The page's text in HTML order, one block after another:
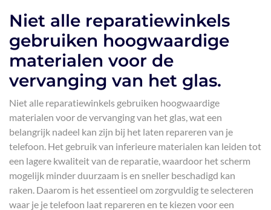
Niet alle reparatiewinkels
gebruiken hoogwaardige
materialen voor de
vervanging van het glas.
Niet alle reparatiewinkels gebruiken hoogwaardige
materialen voor de vervanging van het glas, wat een
belangrijk nadeel kan zijn bij het laten repareren van je
telefoon. Het gebruik van inferieure materialen kan leiden tot
een lagere kwaliteit van de reparatie, waardoor het scherm
mogelijk minder duurzaam is en sneller beschadigd kan
raken. Daarom is het essentieel om zorgvuldig te selecteren
waar je je telefoon laat repareren en te kiezen voor een